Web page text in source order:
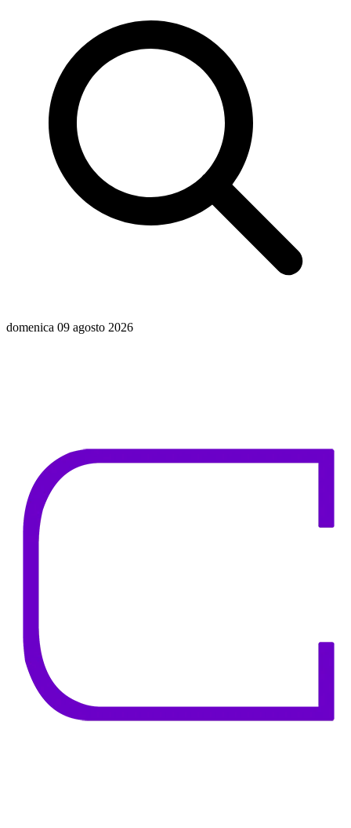
domenica 09 agosto 2026